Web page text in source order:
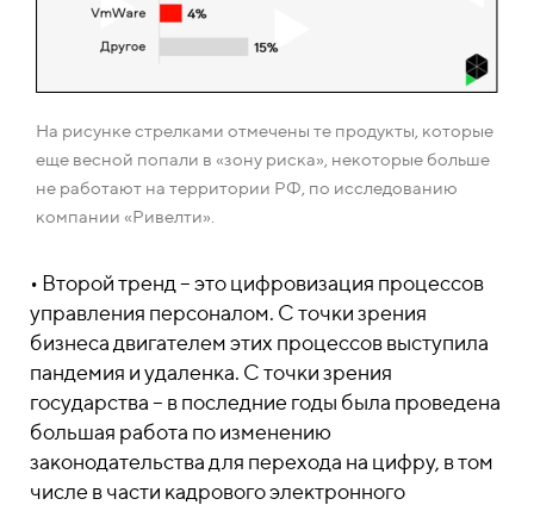
На рисунке стрелками отмечены те продукты, которые
еще весной попали в «зону риска», некоторые больше
не работают на территории РФ, по исследованию
компании «Ривелти».
• Второй тренд – это цифровизация процессов
управления персоналом. С точки зрения
бизнеса двигателем этих процессов выступила
пандемия и удаленка. С точки зрения
государства – в последние годы была проведена
большая работа по изменению
законодательства для перехода на цифру, в том
числе в части кадрового электронного